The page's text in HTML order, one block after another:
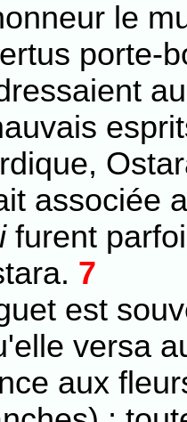
le
porte-
associée
furent
7
est
versa
aux